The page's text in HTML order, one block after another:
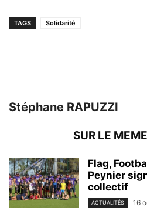
TAGS Solidarité
Stéphane RAPUZZI
SUR LE
Flag,
Peynier
collectif
ACTUALITÉS 16